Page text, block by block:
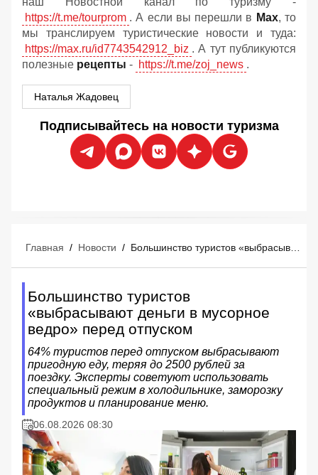
https://t.me/tourprom . А если вы перешли в Мах, то
мы транслируем туристические новости и туда:
https://max.ru/id7743542912_biz . А тут публикуются
полезные рецепты - https://t.me/zoj_news .
Наталья Жадовец
Подписывайтесь на новости туризма
Главная / Новости / Большинство туристов «выбрасывают деньги в мусорное ведро» перед отпуском
Большинство туристов
«выбрасывают деньги в мусорное
ведро» перед отпуском
64% туристов перед отпуском выбрасывают
пригодную еду, теряя до 2500 рублей за
поездку. Эксперты советуют использовать
специальный режим в холодильнике, заморозку
продуктов и планирование меню.
06.08.2026 08:30